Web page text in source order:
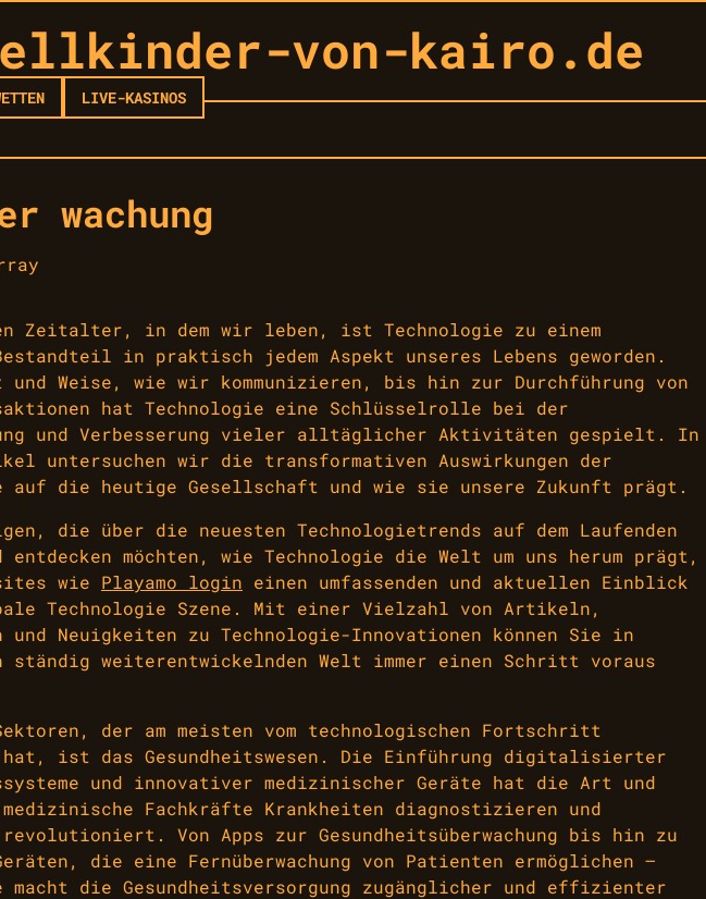
von-kairo.de
LIVE-KASINOS
wachung
Zeitalter, in dem wir leben, ist Technologie zu einem
in praktisch jedem Aspekt unseres Lebens geworden.
und Weise, wie wir kommunizieren, bis hin zur Durchführung von
hat Technologie eine Schlüsselrolle bei der
und Verbesserung vieler alltäglicher Aktivitäten gespielt. In
untersuchen wir die transformativen Auswirkungen der
auf die heutige Gesellschaft und wie sie unsere Zukunft prägt.
die über die neuesten Technologietrends auf dem Laufenden
entdecken möchten, wie Technologie die Welt um uns herum prägt,
wie Playamo login einen umfassenden und aktuellen Einblick
Technologie Szene. Mit einer Vielzahl von Artikeln,
und Neuigkeiten zu Technologie-Innovationen können Sie in
weiterentwickelnden Welt immer einen Schritt voraus
der am meisten vom technologischen Fortschritt
ist das Gesundheitswesen. Die Einführung digitalisierter
und innovativer medizinischer Geräte hat die Art und
Fachkräfte Krankheiten diagnostizieren und
revolutioniert. Von Apps zur Gesundheitsüberwachung bis hin zu
die eine Fernüberwachung von Patienten ermöglichen –
macht die Gesundheitsversorgung zugänglicher und effizienter